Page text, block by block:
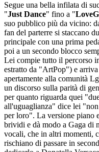
Segue una bella infilata di
"Just Dance" fino a "
suo pubblico più da vicino:
fan del parterre si staccano
principale con una prima
poi a un secondo blocco
Lei compie tutto il percorso
estratto da "ArtPop") e
apertamente alla comunità
un discorso sulla parità di
per quanto riguarda quei
all'uguaglianza" dice lei
per loro". La versione piano
brividi e dà modo a Gaga di
vocali, che in altri momenti,
rischiano di passare in